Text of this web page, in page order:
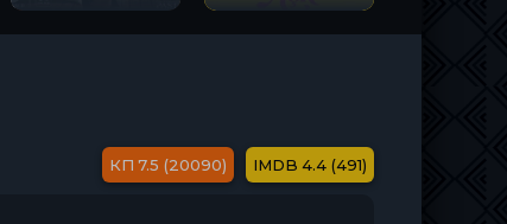
7.5 (20090) 4.4 (491)